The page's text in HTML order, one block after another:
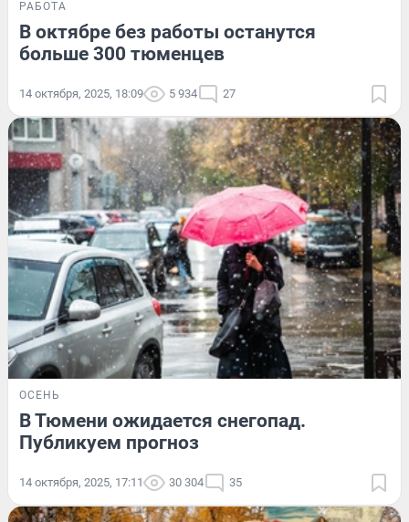
РАБОТА
В октябре без работы останутся
больше 300 тюменцев
14 октября, 2025, 18:09 5 934 27
ОСЕНЬ
В Тюмени ожидается снегопад.
Публикуем прогноз
14 октября, 2025, 17:11 30 304 35